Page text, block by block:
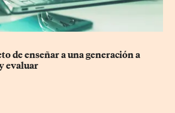
de enseñar a una generación a
evaluar